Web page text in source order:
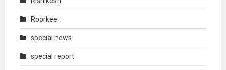
Roorkee
special news
special report